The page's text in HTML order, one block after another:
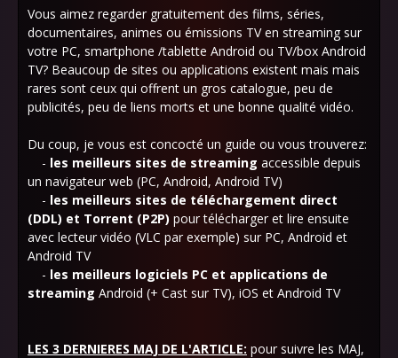
Vous aimez regarder gratuitement des films, séries,
documentaires, animes ou émissions TV en streaming sur
votre PC, smartphone /tablette Android ou TV/box Android
TV? Beaucoup de sites ou applications existent mais mais
rares sont ceux qui offrent un gros catalogue, peu de
publicités, peu de liens morts et une bonne qualité vidéo.
Du coup, je vous est concocté un guide ou vous trouverez:
- les meilleurs sites de streaming accessible depuis
un navigateur web (PC, Android, Android TV)
- les meilleurs sites de téléchargement direct
(DDL) et Torrent (P2P) pour télécharger et lire ensuite
avec lecteur vidéo (VLC par exemple) sur PC, Android et
Android TV
- les meilleurs logiciels PC et applications de
streaming Android (+ Cast sur TV), iOS et Android TV
LES 3 DERNIERES MAJ DE L'ARTICLE: pour suivre les MAJ,